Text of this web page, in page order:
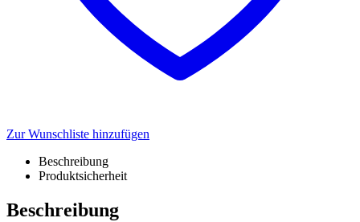
Zur Wunschliste hinzufügen
Beschreibung
Produktsicherheit
Beschreibung